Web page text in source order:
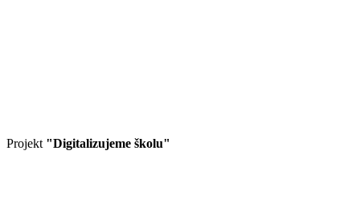
Projekt "Digitalizujeme školu"